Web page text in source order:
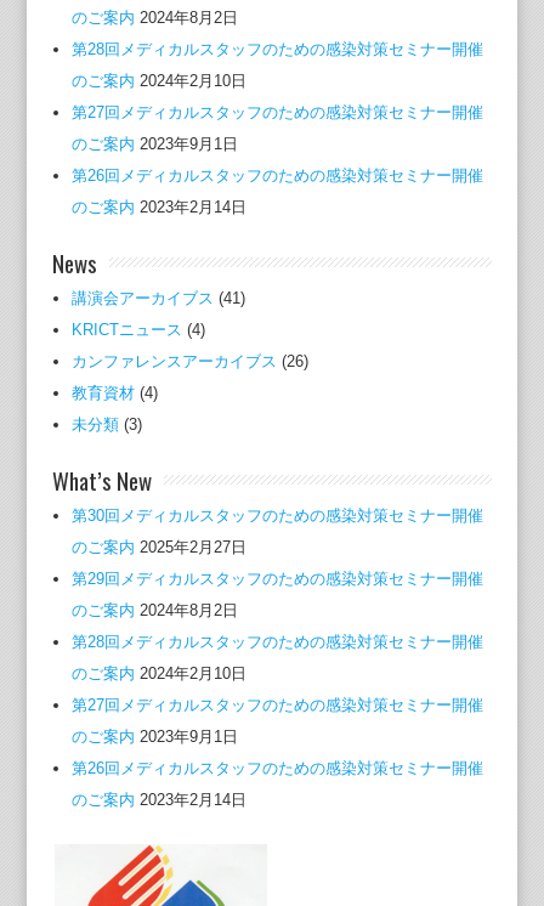
のご案内 2024年8月2日
第28回メディカルスタッフのための感染対策セミナー開催
のご案内 2024年2月10日
第27回メディカルスタッフのための感染対策セミナー開催
のご案内 2023年9月1日
第26回メディカルスタッフのための感染対策セミナー開催
のご案内 2023年2月14日
News
講演会アーカイブス (41)
KRICTニュース (4)
カンファレンスアーカイブス (26)
教育資材(4)
未分類(3)
What’s New
第30回メディカルスタッフのための感染対策セミナー開催
のご案内 2025年2月27日
第29回メディカルスタッフのための感染対策セミナー開催
のご案内 2024年8月2日
第28回メディカルスタッフのための感染対策セミナー開催
のご案内 2024年2月10日
第27回メディカルスタッフのための感染対策セミナー開催
のご案内 2023年9月1日
第26回メディカルスタッフのための感染対策セミナー開催
のご案内 2023年2月14日